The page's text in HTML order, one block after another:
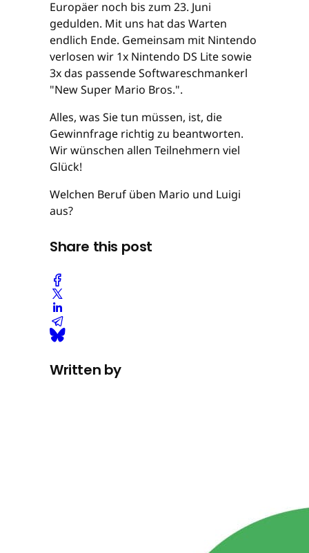
Europäer noch bis zum 23. Juni
gedulden. Mit uns hat das Warten
endlich Ende. Gemeinsam mit Nintendo
verlosen wir 1x Nintendo DS Lite sowie
3x das passende Softwareschmankerl
"New Super Mario Bros.".
Alles, was Sie tun müssen, ist, die
Gewinnfrage richtig zu beantworten.
Wir wünschen allen Teilnehmern viel
Glück!
Welchen Beruf üben Mario und Luigi
aus?
Share this post
Written by